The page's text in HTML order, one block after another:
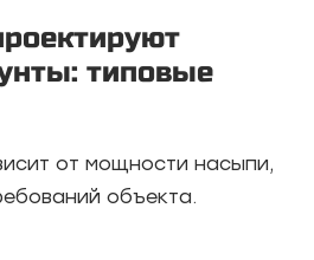
типовые
от мощности насыпи,
объекта.